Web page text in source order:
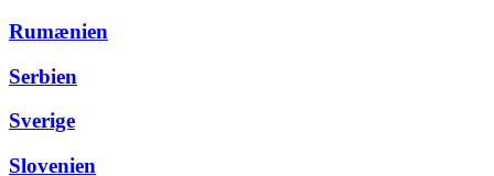
Rumænien
Serbien
Sverige
Slovenien